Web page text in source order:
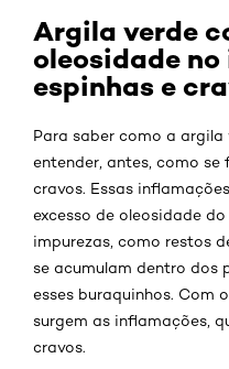
Argila verde
oleosidade
espinhas e
Para saber como a argila
entender, antes, como se
cravos. Essas
excesso de oleosidade
impurezas, como restos
se acumulam dentro dos
esses buraquinhos. Com
surgem as inflamações,
cravos.